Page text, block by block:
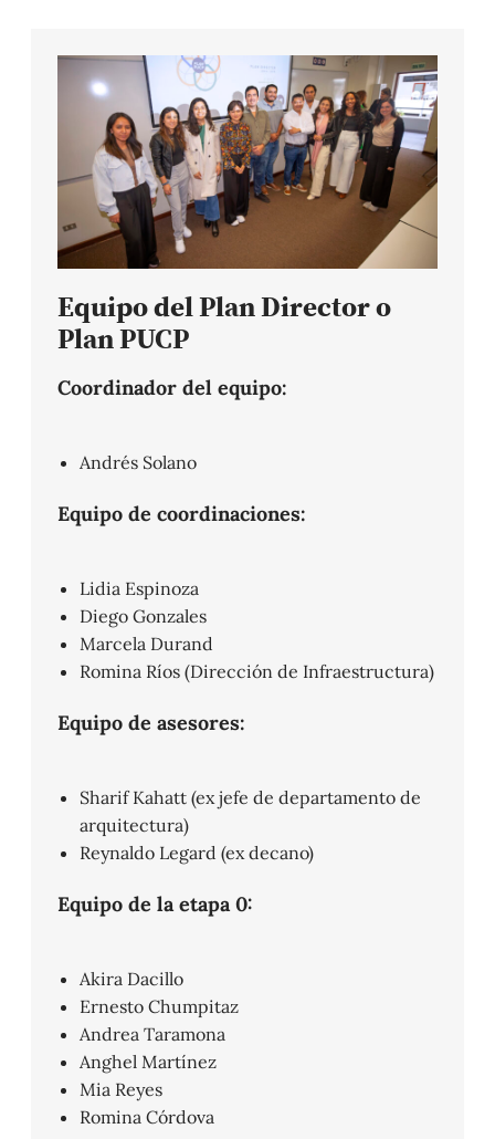
Equipo del Plan Director o
Plan PUCP
Coordinador del equipo:
Andrés Solano
Equipo de coordinaciones:
Lidia Espinoza
Diego Gonzales
Marcela Durand
Romina Ríos (Dirección de Infraestructura)
Equipo de asesores:
Sharif Kahatt (ex jefe de departamento de
arquitectura)
Reynaldo Legard (ex decano)
Equipo de la etapa 0:
Akira Dacillo
Ernesto Chumpitaz
Andrea Taramona
Anghel Martínez
Mia Reyes
Romina Córdova